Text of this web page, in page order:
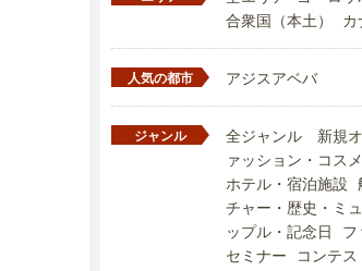
合衆国（本土）
カ
人気の都市 アジスアベバ
ジャンル 全ジャンル 新規
ァッション・コスメ
ホテル・宿泊施設
チャー・歴史・ミ
ップル・記念日
セミナー コンテ